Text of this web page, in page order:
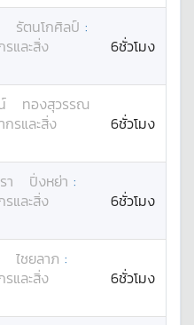
รัตนโกศิลป์ :
และสิ่ง
6ชั่วโมง
ทองสุวรรณ
รและสิ่ง
6ชั่วโมง
า ปิ่งหย่า :
และสิ่ง
6ชั่วโมง
ไชยลาภ :
และสิ่ง
6ชั่วโมง